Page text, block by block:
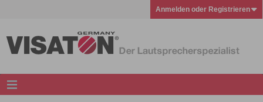
Anmelden oder Registrieren